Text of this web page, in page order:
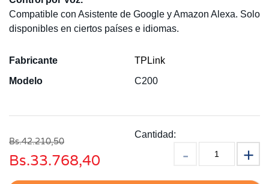
Compatible con Asistente de Google y Amazon Alexa. Solo
disponibles en ciertos países e idiomas.
Fabricante
TPLink
Modelo
C200
ESCRIBIR UN COMENTARIO
Actualmente no hay comentarios de productos. Se el
Bs.42.210,50
Bs.33.768,40
Cantidad: